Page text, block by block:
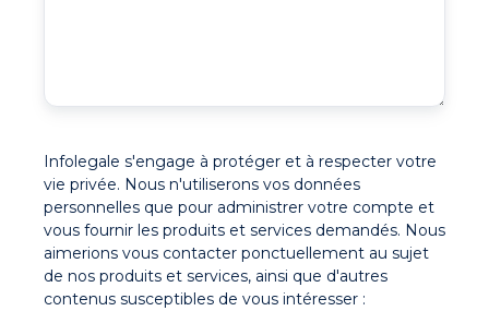
Infolegale s'engage à protéger et à respecter votre
vie privée. Nous n'utiliserons vos données
personnelles que pour administrer votre compte et
vous fournir les produits et services demandés. Nous
aimerions vous contacter ponctuellement au sujet
de nos produits et services, ainsi que d'autres
contenus susceptibles de vous intéresser :